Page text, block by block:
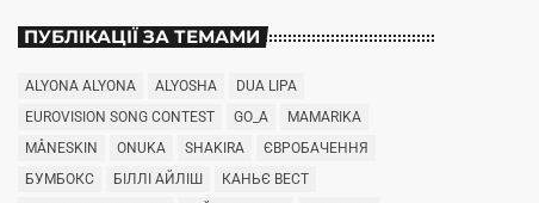
ПУБЛІКАЦІЇ ЗА ТЕМАМИ
ALYONA ALYONA ALYOSHA
DUA LIPA
EUROVISION SONG CONTEST
GO_A
MAMARIKA
MÅNESKIN
ONUKA SHAKIRA
ЄВРОБАЧЕННЯ
БУМБОКС
БІЛЛІ АЙЛІШ
КАНЬЄ ВЕСТ